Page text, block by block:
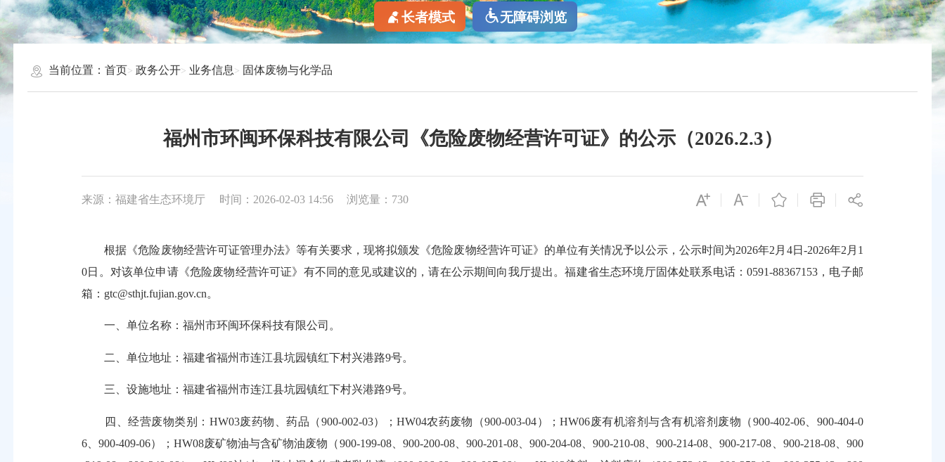
长者模式 无障碍浏览
当前位置：首页 政务公开 业务信息 固体废物与化学品
福州市环闽环保科技有限公司《危险废物经营许可证》的公示（2026.2.3）
来源：福建省生态环境厅 时间：2026-02-03 14:56 浏览量：730
根据《危险废物经营许可证管理办法》等有关要求，现将拟颁发《危险废物经营许可证》的单位有关情况予以公示，公示时间为2026年2月4日-2026年2月1
0日。对该单位申请《危险废物经营许可证》有不同的意见或建议的，请在公示期间向我厅提出。福建省生态环境厅固体处联系电话：0591-88367153，电子邮
箱：gtc@sthjt.fujian.gov.cn。
一、单位名称：福州市环闽环保科技有限公司。
二、单位地址：福建省福州市连江县坑园镇红下村兴港路9号。
三、设施地址：福建省福州市连江县坑园镇红下村兴港路9号。
四、经营废物类别：HW03废药物、药品（900-002-03）；HW04农药废物（900-003-04）；HW06废有机溶剂与含有机溶剂废物（900-402-06、900-404-0
6、900-409-06）；HW08废矿物油与含矿物油废物（900-199-08、900-200-08、900-201-08、900-204-08、900-210-08、900-214-08、900-217-08、900-218-08、900